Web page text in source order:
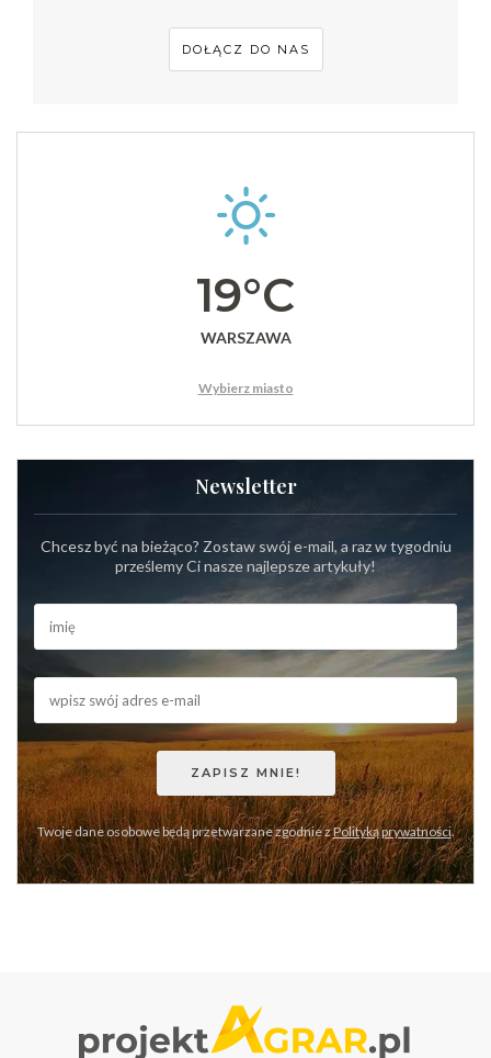
DOŁĄCZ DO NAS
19°C
WARSZAWA
Wybierz miasto
Newsletter
Chcesz być na bieżąco? Zostaw swój e-mail, a raz w tygodniu
prześlemy Ci nasze najlepsze artykuły!
Twoje dane osobowe będą przetwarzane zgodnie zPolityką prywatności.